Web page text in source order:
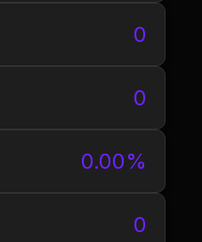
0
0
0.00%
0